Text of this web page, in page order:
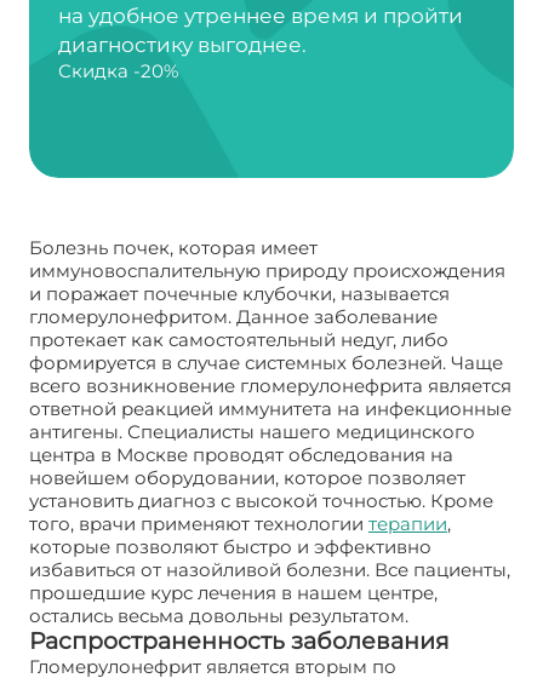
на удобное утреннее время и пройти
диагностику выгоднее.
Скидка -20%
Болезнь почек, которая имеет
иммуновоспалительную природу происхождения
и поражает почечные клубочки, называется
гломерулонефритом. Данное заболевание
протекает как самостоятельный недуг, либо
формируется в случае системных болезней. Чаще
всего возникновение гломерулонефрита является
ответной реакцией иммунитета на инфекционные
антигены. Специалисты нашего медицинского
центра в Москве проводят обследования на
новейшем оборудовании, которое позволяет
установить диагноз с высокой точностью. Кроме
того, врачи применяют технологии терапии,
которые позволяют быстро и эффективно
избавиться от назойливой болезни. Все пациенты,
прошедшие курс лечения в нашем центре,
остались весьма довольны результатом.
Распространенность заболевания
Гломерулонефрит является вторым по